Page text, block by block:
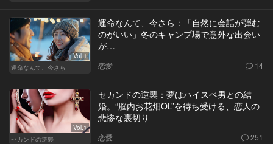
Vol.1
運命なんて、今さら
運命なんて、今さら：「自然に会話が弾む
のがいい」冬のキャンプ場で意外な出会い
が…
恋愛 14
Vol.1
セカンドの逆襲
セカンドの逆襲：夢はハイスペ男との結
婚。“脳内お花畑OL”を待ち受ける、恋人の
悲惨な裏切り
恋愛 251